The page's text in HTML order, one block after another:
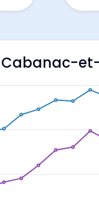
Cabanac-